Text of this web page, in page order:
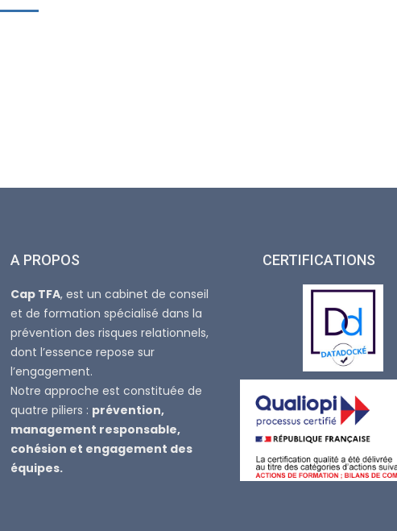
A PROPOS
Cap TFA, est un cabinet de conseil
et de formation spécialisé dans la
prévention des risques relationnels,
dont l’essence repose sur
l’engagement.
Notre approche est constituée de
quatre piliers : prévention,
management responsable,
cohésion et engagement des
équipes.
CERTIFICATIONS